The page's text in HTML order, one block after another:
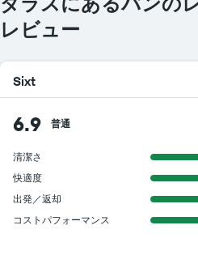
軸
本
は、
各
レ
タ
カ
ー
会
社
の
ン
レビュー
Sixt
6.9 普通
清潔さ
快適度
出発／返却
コストパフォーマンス